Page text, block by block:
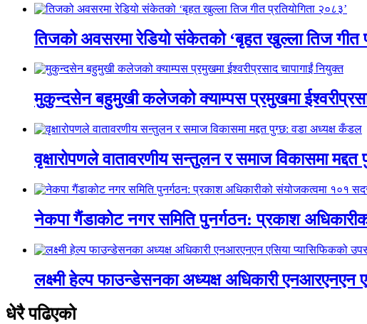
तिजको अवसरमा रेडियो संकेतको ‘बृहत खुल्ला तिज गीत
मुकुन्दसेन बहुमुखी कलेजको क्याम्पस प्रमुखमा
वृक्षारोपणले वातावरणीय सन्तुलन र समाज विकासमा
नेकपा गैंडाकोट नगर समिति पुनर्गठन: प्रकाश
लक्ष्मी हेल्प फाउन्डेसनका अध्यक्ष अधिकारी एनआरएनएन
धेरै पढिएको